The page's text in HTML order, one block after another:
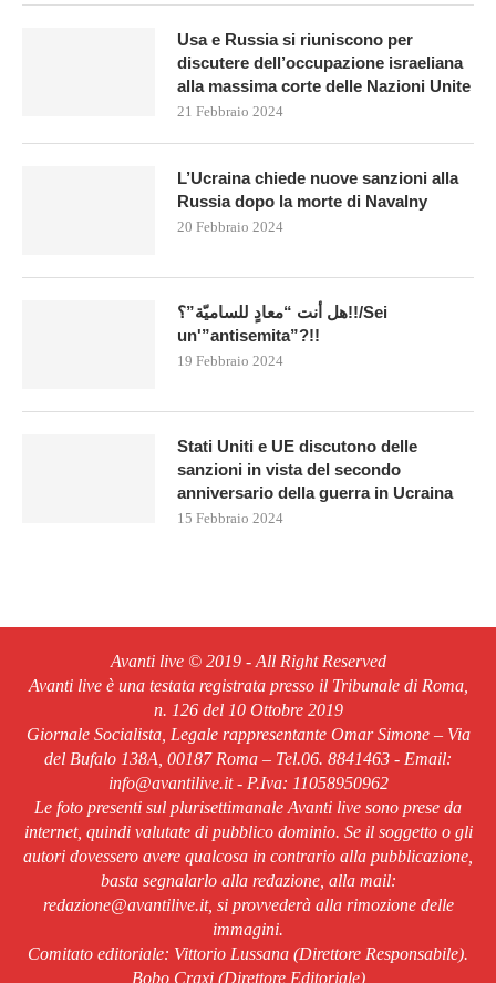
Usa e Russia si riuniscono per
discutere dell’occupazione israeliana
alla massima corte delle Nazioni Unite
21 Febbraio 2024
L’Ucraina chiede nuove sanzioni alla
Russia dopo la morte di Navalny
20 Febbraio 2024
هل أنت “معادٍ للساميّة”؟!!/Sei
un'”antisemita”?!!
19 Febbraio 2024
Stati Uniti e UE discutono delle
sanzioni in vista del secondo
anniversario della guerra in Ucraina
15 Febbraio 2024
Avanti live © 2019 - All Right Reserved
Avanti live è una testata registrata presso il Tribunale di Roma,
n. 126 del 10 Ottobre 2019
Giornale Socialista, Legale rappresentante Omar Simone – Via
del Bufalo 138A, 00187 Roma – Tel.06. 8841463 - Email:
info@avantilive.it - P.Iva: 11058950962
Le foto presenti sul plurisettimanale Avanti live sono prese da
internet, quindi valutate di pubblico dominio. Se il soggetto o gli
autori dovessero avere qualcosa in contrario alla pubblicazione,
basta segnalarlo alla redazione, alla mail:
redazione@avantilive.it, si provvederà alla rimozione delle
immagini.
Comitato editoriale: Vittorio Lussana (Direttore Responsabile).
Bobo Craxi (Direttore Editoriale)